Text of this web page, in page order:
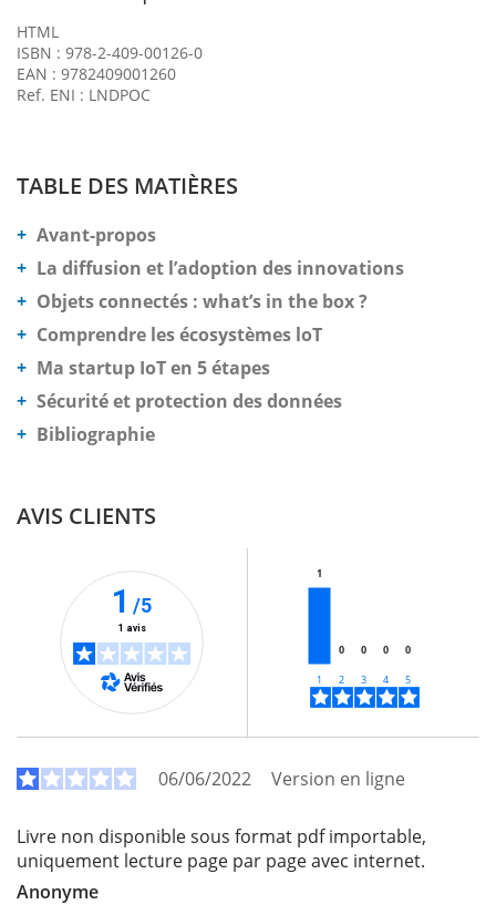
HTML
ISBN : 978-2-409-00126-0
EAN : 9782409001260
Ref. ENI : LNDPOC
TABLE DES MATIÈRES
Avant-propos
La diffusion et l’adoption des innovations
Objets connectés : what’s in the box ?
Comprendre les écosystèmes loT
Ma startup IoT en 5 étapes
Sécurité et protection des données
Bibliographie
AVIS CLIENTS
1 /5
1 avis
1
0 0 0 0
06/06/2022 Version en ligne
Livre non disponible sous format pdf importable,
uniquement lecture page par page avec internet.
Anonyme